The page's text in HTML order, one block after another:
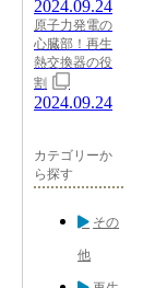
2024.09.24
原子力発電の
心臓部！再生
熱交換器の役
割
2024.09.24
カテゴリーか
ら探す
その
他